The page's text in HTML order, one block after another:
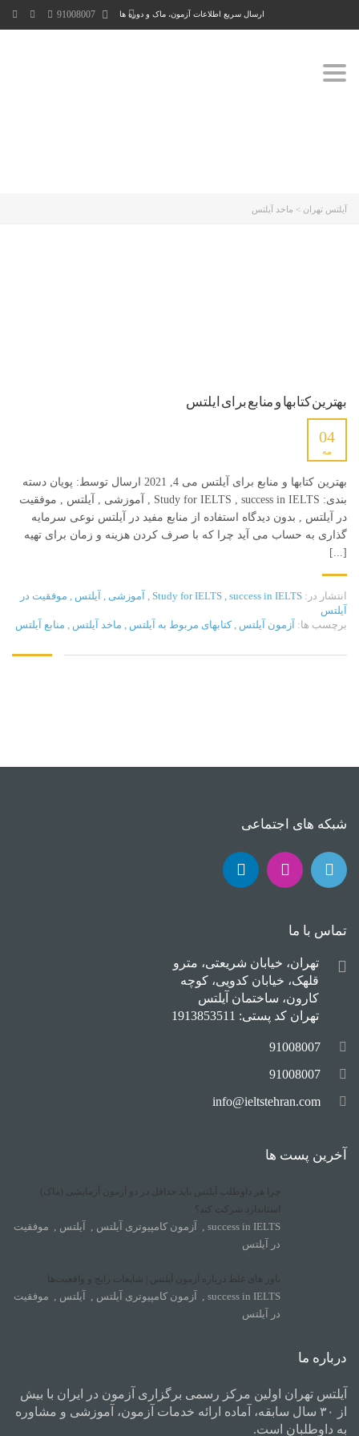
ارسال سریع اطلاعات آزمون، ماک و دوره ها 91008007
Toggle
آیلتس تهران > ماخد آیلتس
بهترین کتابها و منابع برای آیلتس
04
مه
بهترین کتابها و منابع برای آیلتس می 4, 2021 ارسال توسط: پویان دسته
بندی: Study for IELTS , success in IELTS , آموزشی , آیلتس , موفقیت
در آیلتس , بدون دیدگاه استفاده از منابع مفید در آیلتس نوعی سرمایه
گذاری به حساب می آید چرا که با صرف کردن هزینه و زمان برای تهیه
[...]
انتشار در: Study for IELTS , success in IELTS
, آموزشی , آیلتس , موفقیت در
آیلتس
برچسب ها: آزمون آیلتس , کتابهای مربوط به آیلتس , ماخد آیلتس , منابع آیلتس
شبکه های اجتماعی
تماس با ما
تهران، خیابان شریعتی، مترو
قلهک، خیابان کدویی، کوچه
کارون، ساختمان آیلتس
تهران کد پستی: 1913853511
91008007
91008007
info@ieltstehran.com
آخرین پست ها
چرا هر داوطلب آیلتس باید حداقل در دو آزمون آزمایشی (ماک)
استاندارد شرکت کند؟
success in IELTS
, آزمون کامپیوتری آیلتس , آیلتس , موفقیت
در آیلتس
باور های غلط درباره آزمون آیلتس | شایعات رایج و واقعیت‌ها
success in IELTS
, آزمون کامپیوتری آیلتس , آیلتس , موفقیت
در آیلتس
درباره ما
آیلتس تهران اولین مرکز رسمی برگزاری آزمون در ایران با بیش
از ۳۰ سال سابقه، آماده ارائه خدمات آزمون، آموزشی و مشاوره
به داوطلبان است.